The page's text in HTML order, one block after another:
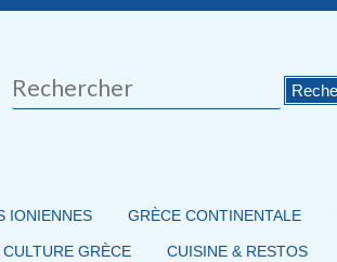
Rechercher
IONIENNES GRÈCE CONTINENTALE
CULTURE GRÈCE CUISINE & RESTOS